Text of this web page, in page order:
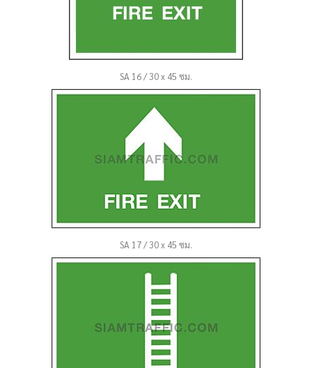
SA 16 / 30 x 45 ซม.
SA 17 / 30 x 45 ซม.